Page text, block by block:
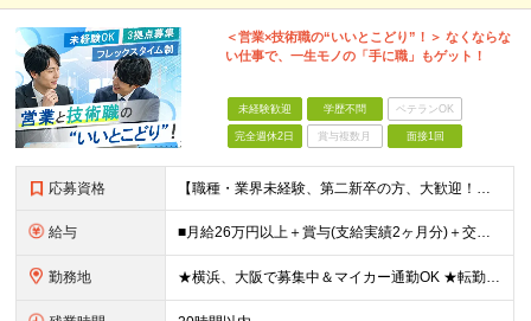
＜営業×技術職の“いいとこどり”！＞ なくならな
い仕事で、一生モノの「手に職」もゲット！
未経験歓迎 学歴不問 ベテランOK
完全週休2日 賞与複数月 面接1回
応募資格 【職種・業界未経験、第二新卒の方、大歓迎！】 ■未経験OK ■学歴不問 ■普通自動車免許をお持ちの方（AT限定可） ≪こんな方にピッタリです！≫ ・未経験から「手に職」をつけて将来の安心を手に入れた
給与 ■月給26万円以上＋賞与(支給実績2ヶ月分)＋交通費 ★6月からはチームインセンティブも新たに導入予定！ ※スキル・経験を考慮の上、決定いたします ※上記には見込み残業代2万円以上（24時間分）を含
勤務地 ★横浜、大阪で募集中＆マイカー通勤OK ★転勤はありません ★希望の勤務地に配属します 【本社】 神奈川県横浜市戸塚区矢部町65 イェルコローレビル1F 【大阪オフィス】 大阪府大阪市北区池田町2